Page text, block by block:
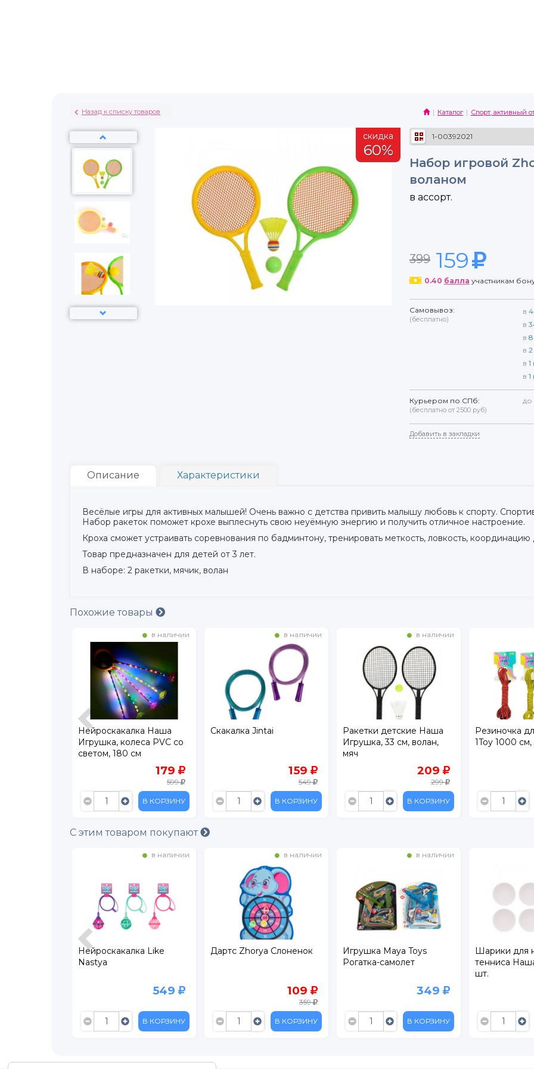
Назад к списку товаров Каталог Спорт, активный
скидка
60%
1-00392021
Набор игровой
воланом
в ассорт.
399 159
0.40 балла участникам
Самовывоз:
(бесплатно)
в
в
в 8
в 2
в 1
в 1
Курьером по СПб:
(бесплатно от 2500 руб)
до
Добавить в закладки
Описание Характеристики
Весёлые игры для активных малышей! Очень важно с детства привить малышу любовь к спорту.
Набор ракеток поможет крохе выплеснуть свою неуёмную энергию и получить отличное настроение.
Кроха сможет устраивать соревнования по бадминтону, тренировать меткость, ловкость,
Товар предназначен для детей от 3 лет.
В наборе: 2 ракетки, мячик, волан
Похожие товары
в наличии
Нейроскакалка Наша
Игрушка, колеса PVC со
светом, 180 см
179
599
В КОРЗИНУ
в наличии
Скакалка Jintai
159
549
В КОРЗИНУ
в наличии
Ракетки детские Наша
Игрушка, 33 см, волан,
мяч
209
299
В КОРЗИНУ
Резиночка
1Toy 1000 см,
С этим товаром покупают
в наличии
Нейроскакалка Like
Nastya
549
В КОРЗИНУ
в наличии
Дартс Zhorya Слоненок
109
359
В КОРЗИНУ
в наличии
Игрушка Maya Toys
Рогатка-самолет
349
В КОРЗИНУ
Шарики для
тенниса
шт.